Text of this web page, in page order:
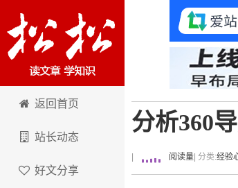
卢松松博客
返回首页
站长动态
好文分享
分析360
阅读量 | 分类:经验